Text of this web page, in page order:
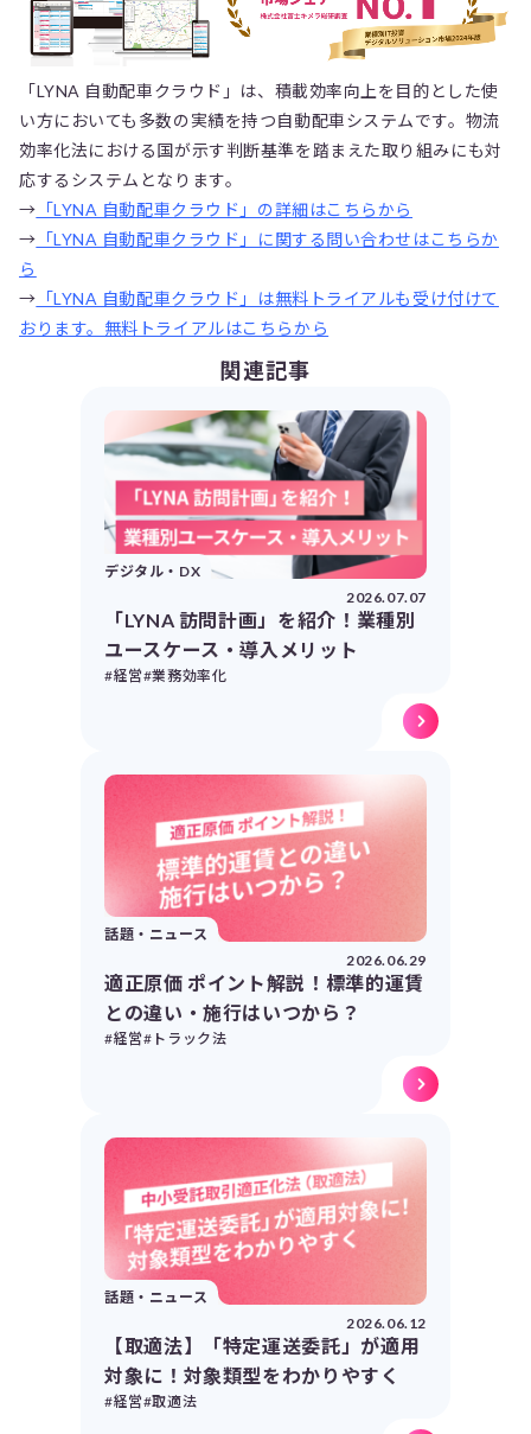
「LYNA 自動配車クラウド」は、積載効率向上を目的とした使
い方においても多数の実績を持つ自動配車システムです。物流
効率化法における国が示す判断基準を踏まえた取り組みにも対
応するシステムとなります。
→ 「LYNA 自動配車クラウド」の詳細はこちらから
→ 「LYNA 自動配車クラウド」に関する問い合わせはこちらか
ら
→ 「LYNA 自動配車クラウド」は無料トライアルも受け付けて
おります。無料トライアルはこちらから
関連記事
デジタル・DX
2026.07.07
「LYNA 訪問計画」を紹介！業種別
ユースケース・導入メリット
#経営#業務効率化
話題・ニュース
2026.06.29
適正原価 ポイント解説！標準的運賃
との違い・施行はいつから？
#経営#トラック法
話題・ニュース
2026.06.12
【取適法】「特定運送委託」が適用
対象に！対象類型をわかりやすく
#経営#取適法